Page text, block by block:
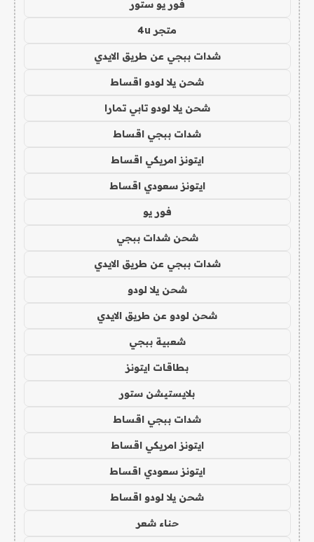
فور يو ستور
متجر 4u
شدات ببجي عن طريق الايدي
شحن يلا لودو اقساط
شحن يلا لودو تابي تمارا
شدات ببجي اقساط
ايتونز امريكي اقساط
ايتونز سعودي اقساط
فور يو
شحن شدات ببجي
شدات ببجي عن طريق الايدي
شحن يلا لودو
شحن لودو عن طريق الايدي
شعبية ببجي
بطاقات ايتونز
بلايستيشن ستور
شدات ببجي اقساط
ايتونز امريكي اقساط
ايتونز سعودي اقساط
شحن يلا لودو اقساط
حناء شعر